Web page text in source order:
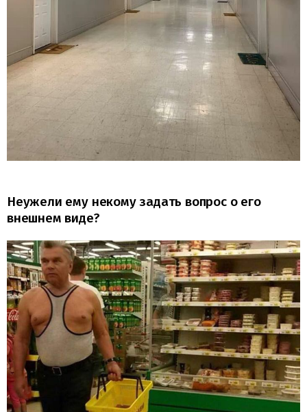
Неужели ему некому задать вопрос о его
внешнем виде?